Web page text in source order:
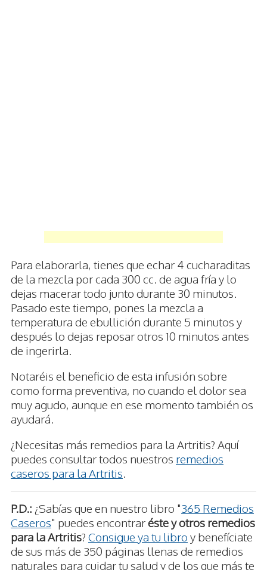
Para elaborarla, tienes que echar 4 cucharaditas
de la mezcla por cada 300 cc. de agua fría y lo
dejas macerar todo junto durante 30 minutos.
Pasado este tiempo, pones la mezcla a
temperatura de ebullición durante 5 minutos y
después lo dejas reposar otros 10 minutos antes
de ingerirla.
Notaréis el beneficio de esta infusión sobre
como forma preventiva, no cuando el dolor sea
muy agudo, aunque en ese momento también os
ayudará.
¿Necesitas más remedios para la Artritis? Aquí
puedes consultar todos nuestros remedios
caseros para la Artritis
P.D.: ¿Sabías que en nuestro libro "365 Remedios
Caseros" puedes encontraréste y otros remedios
para la Artritis? Consigue ya tu libro y benefíciate
de sus más de 350 páginas llenas de remedios
naturales para cuidar tu salud y de los que más te